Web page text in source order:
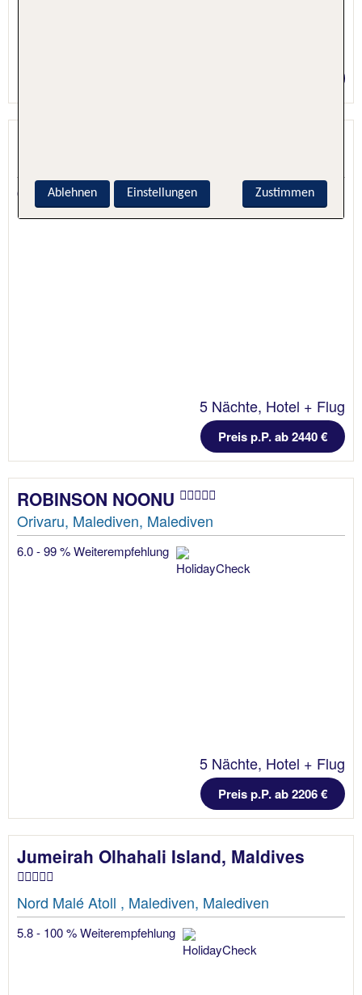
6.0 - 99 % Weiterempfehlung
5 Nächte, Hotel + Flug
Preis p.P. ab 2440 €
ROBINSON NOONU
Orivaru, Malediven, Malediven
6.0 - 99 % Weiterempfehlung
5 Nächte, Hotel + Flug
Preis p.P. ab 2206 €
Jumeirah Olhahali Island, Maldives
Nord Malé Atoll , Malediven, Malediven
5.8 - 100 % Weiterempfehlung
Zustimmen
Ablehnen Einstellungen